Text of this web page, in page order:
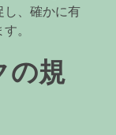
し、確かに有
。
の規